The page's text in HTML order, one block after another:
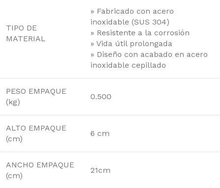
TIPO DE
MATERIAL
» Fabricado con acero
inoxidable (SUS 304)
» Resistente a la corrosión
» Vida útil prolongada
» Diseño con acabado en acero
inoxidable cepillado
PESO EMPAQUE
(kg)
0.500
ALTO EMPAQUE
(cm)
6 cm
ANCHO EMPAQUE
(cm)
21cm